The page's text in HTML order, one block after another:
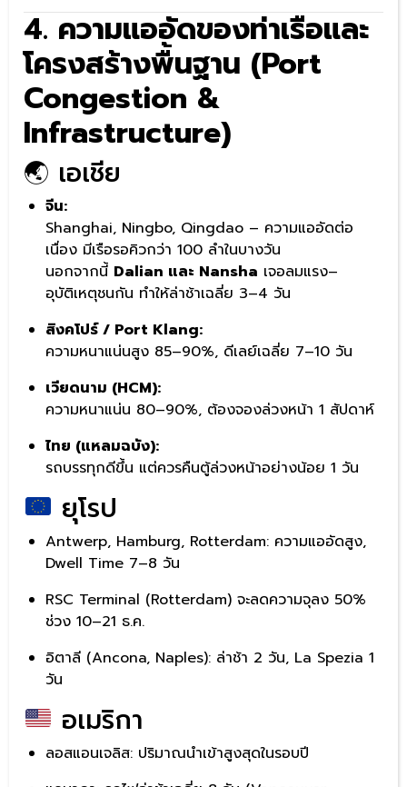
4. ความแออัดของท่าเรือและ
โครงสร้างพื้นฐาน (Port
Congestion &
Infrastructure)
🌏 เอเชีย
จีน:
Shanghai, Ningbo, Qingdao – ความแออัดต่อ
เนื่อง มีเรือรอคิวกว่า 100 ลำในบางวัน
นอกจากนี้ Dalian และ Nansha เจอลมแรง–
อุบัติเหตุชนกัน ทำให้ล่าช้าเฉลี่ย 3–4 วัน
สิงคโปร์ / Port Klang:
ความหนาแน่นสูง 85–90%, ดีเลย์เฉลี่ย 7–10 วัน
เวียดนาม (HCM):
ความหนาแน่น 80–90%, ต้องจองล่วงหน้า 1 สัปดาห์
ไทย (แหลมฉบัง):
รถบรรทุกดีขึ้น แต่ควรคืนตู้ล่วงหน้าอย่างน้อย 1 วัน
ยุโรป
Antwerp, Hamburg, Rotterdam: ความแออัดสูง,
Dwell Time 7–8 วัน
RSC Terminal (Rotterdam) จะลดความจุลง 50%
ช่วง 10–21 ธ.ค.
อิตาลี (Ancona, Naples): ล่าช้า 2 วัน, La Spezia 1
วัน
อเมริกา
ลอสแอนเจลิส: ปริมาณนำเข้าสูงสุดในรอบปี